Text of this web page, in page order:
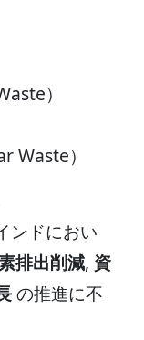
）
Waste）
ンドにおい
排出削減, 資
の推進に不